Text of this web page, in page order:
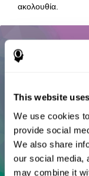
This website
We use cookies
provide social
We also share
our social media,
may combine it
ακολουθία.